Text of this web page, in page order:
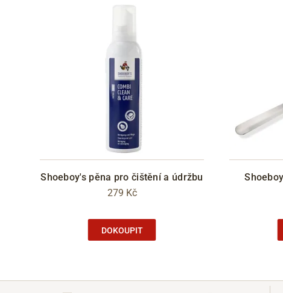
Shoeboy's pěna pro čištění a údržbu
279 Kč
DOKOUPIT